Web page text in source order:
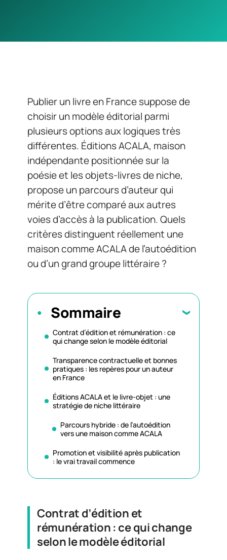
Publier un livre en France suppose de
choisir un modèle éditorial parmi
plusieurs options aux logiques très
différentes. Éditions ACALA, maison
indépendante positionnée sur la
poésie et les objets-livres de niche,
propose un parcours d’auteur qui
mérite d’être comparé aux autres
voies d’accès à la publication. Quels
critères distinguent réellement une
maison comme ACALA de l’autoédition
ou d’un grand groupe littéraire ?
Sommaire
Contrat d’édition et rémunération : ce
qui change selon le modèle éditorial
Transparence contractuelle et bonnes
pratiques : les repères pour un auteur
en France
Éditions ACALA et le livre-objet : une
stratégie de niche littéraire
Parcours hybride : de l’autoédition
vers une maison comme ACALA
Promotion et visibilité après publication
: le vrai travail commence
Contrat d’édition et
rémunération : ce qui change
selon le modèle éditorial